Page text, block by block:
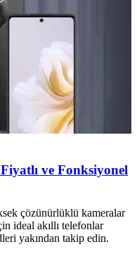
ve Fonksiyonel
çözünürlüklü kameralar
ideal akıllı telefonlar
yakından takip edin.